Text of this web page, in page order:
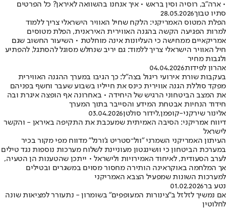
• ארה"ב, רוסיה וסין בראש • איך אנחנו בהשוואה לאיראן? כל הפרטים
סתיו טבוך28.05.2026
הפלת המטוס האמריקני: הלקח שחיל האוויר הישראלי צריך ללמוד
למרות הפגיעה הקשה בהגנה האווירית האיראנית, הפלת מטוסים
אמריקאיים ממחישה כי העליונות אינה מוחלטת • השיעור החשוב שגם
חיל האוויר הישראלי צריך ללמוד: גם יריב שנחלש מסוגל להסתגל, להפתיע
ולגבות מחיר
אהרון לפידות04.04.2026
בעקבות שורת אירועי ריגול בצה"ל: כך הגיבו במערך ההגנה האווירית
מפקד סוללת הגנה אווירית כינס את חייליו בשבוע שעבר וחשף בפניהם
את המצב הביטחוני הרגיש של היחידה • באחרונה אף הופצה איגרת ובה
חידוד הנחיות אבטחת המידע והסייבר בתוך המערך
אלינור שירקני-קופמן,לידור סולטן03.04.2026
דיווח אמריקני: הסיבה האמיתית שמעכבת את התקיפה באיראן - והקשר
לישראל
העיתון האמריקני השמרני "וול־סטריט ג'ורנל" מדווח מפי מקור בכיר
במערכת הביטחון כי וושינגטון מעוניינת לשלוח מערכות נוספות נגד טילים
לערב הסעודית, לאיחוד האמירויות ולישראל • ייתכן שהטענות הן הטעיה,
אך המלחמה באוקראינה הותירה מחסור מסוים במשגרים ובטילים
למערכות השונות שמפעיל הצבא האמריקני
נטע בר01.02.2026
אם נמשיך לזלזל ב"צינורות המעופפים" בשומרון - נתעורר למציאות שונה
לחלוטין